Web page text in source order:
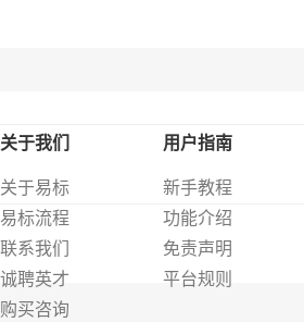
关于我们
关于易标
易标流程
联系我们
诚聘英才
购买咨询
用户指南
新手教程
功能介绍
免责声明
平台规则